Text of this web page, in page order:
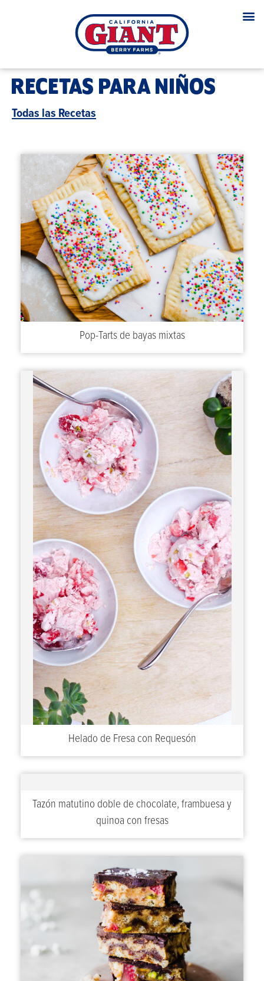
RECETAS PARA NIÑOS
Todas las Recetas
Pop-Tarts de bayas mixtas
Helado de Fresa con Requesón
Tazón matutino doble de chocolate, frambuesa y
quinoa con fresas